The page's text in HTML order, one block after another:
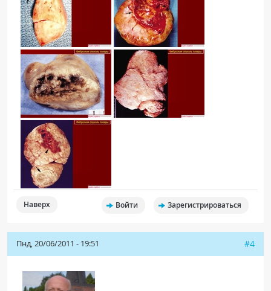
Наверх Войти Зарегистрироваться
Пнд, 20/06/2011 - 19:51 #4